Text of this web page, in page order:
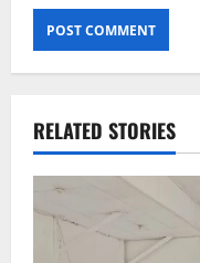
RELATED STORIES